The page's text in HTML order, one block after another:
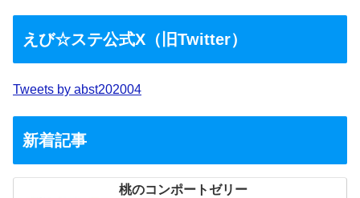
えび☆ステ公式X（旧Twitter）
Tweets by abst202004
新着記事
桃のコンポートゼリー